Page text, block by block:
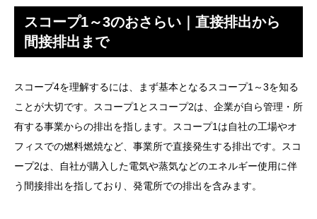
スコープ1～3のおさらい｜直接排出から
間接排出まで
スコープ4を理解するには、まず基本となるスコープ1～3を知る
ことが大切です。スコープ1とスコープ2は、企業が自ら管理・所
有する事業からの排出を指します。スコープ1は自社の工場やオ
フィスでの燃料燃焼など、事業所で直接発生する排出です。スコ
ープ2は、自社が購入した電気や蒸気などのエネルギー使用に伴
う間接排出を指しており、発電所での排出を含みます。